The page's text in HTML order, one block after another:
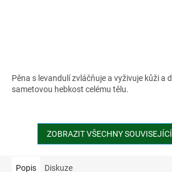
Pěna s levandulí zvláčňuje a vyživuje kůži a
sametovou hebkost celému tělu.
ZOBRAZIT VŠECHNY
Popis Diskuze